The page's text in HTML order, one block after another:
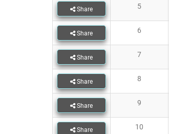
Share 5
Share 6
Share 7
Share 8
Share 9
Share 10